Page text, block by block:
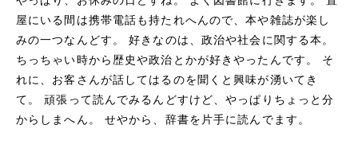
屋にいる間は携帯電話も持たれへんので、本や雑誌が楽し
みの一つなんどす。 好きなのは、政治や社会に関する本。
ちっちゃい時から歴史や政治とかが好きやったんです。 そ
れに、お客さんが話してはるのを聞くと興味が湧いてき
て。 頑張って読んでみるんどすけど、やっぱりちょっと分
からしまへん。 せやから、辞書を片手に読んでます。